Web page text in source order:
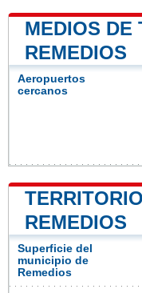
MEDIOS DE
REMEDIOS
Aeropuertos
cercanos
REMEDIOS
Superficie del
municipio de
Remedios